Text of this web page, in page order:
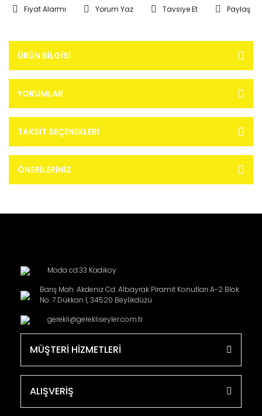
Fiyat Alarmı Yorum Yaz Tavsiye Et Paylaş
ÜRÜN BILGISI
YORUMLAR
TAKSIT SEÇENEKLERI
ÖNERILERINIZ
Moda cd.33 Kadikoy
Barış Mah. Akdeniz Cd. Albayrak Piramit Konutları A-2 Blok
No: 7 Dükkan 1, 34520 Beylikdüzü
gerekli@gerekliseyler.com.tr
MÜŞTERİ HİZMETLERİ
ALIŞVERİŞ